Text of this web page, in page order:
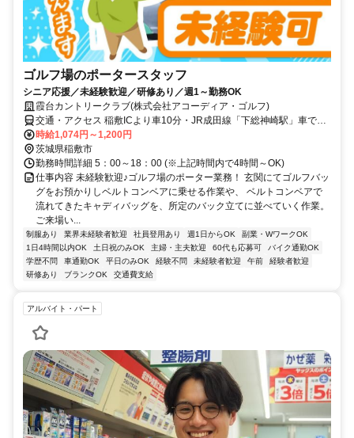
ゴルフ場のポータースタッフ
シニア応援／未経験歓迎／研修あり／週1～勤務OK
霞台カントリークラブ(株式会社アコーディア・ゴルフ)
交通・アクセス 稲敷ICより車10分・JR成田線「下総神崎駅」車で17
分
時給1,074円～1,200円
茨城県稲敷市
勤務時間詳細 5：00～18：00 (※上記時間内で4時間～OK)
仕事内容 未経験歓迎♪ゴルフ場のポーター業務！ 玄関にてゴルフバッ
グをお預かりしベルトコンベアに乗せる作業や、 ベルトコンベアで
流れてきたキャディバッグを、所定のバック立てに並べていく作業。
ご来場い...
制服あり 業界未経験者歓迎 社員登用あり 週1日からOK
副業・WワークOK
1日4時間以内OK
土日祝のみOK 主婦・主夫歓迎 60代も応募可
バイク通勤OK
学歴不問
車通勤OK 平日のみOK 経験不問 未経験者歓迎 午前
経験者歓迎
研修あり
ブランクOK 交通費支給
アルバイト・パート